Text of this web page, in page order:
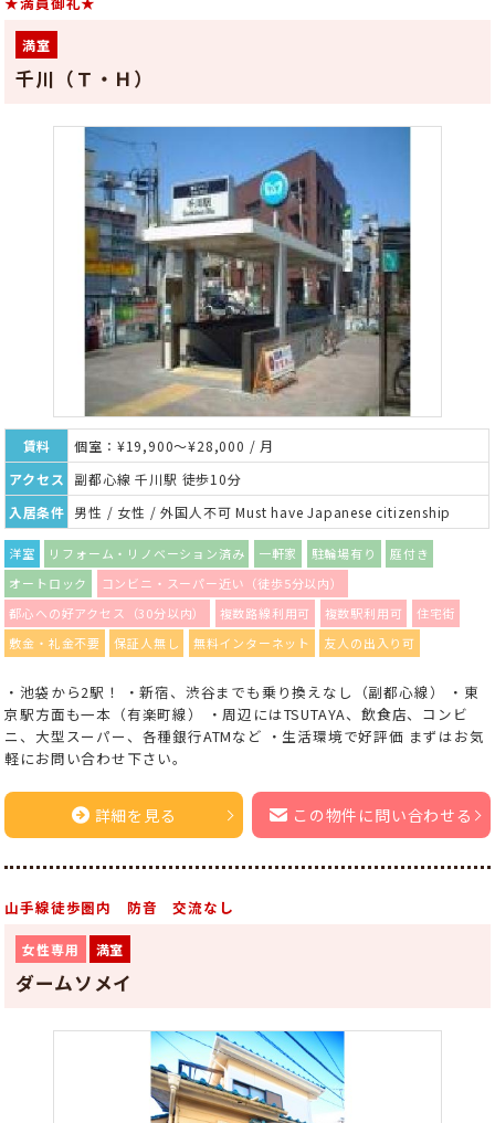
満室
千川（Ｔ・Ｈ）
賃料
個室：¥19,900～¥28,000 / 月
アクセス
副都心線 千川駅 徒歩10分
入居条件 男性 / 女性 / 外国人不可 Must have Japanese citizenship
洋室 リフォーム・リノベーション済み 一軒家 駐輪場有り
庭付き
オートロック
コンビニ・スーパー近い（徒歩5分以内）
都心への好アクセス（30分以内）
複数路線利用可 複数駅利用可
住宅街
敷金・礼金不要
保証人無し 無料インターネット 友人の出入り可
・池袋から2駅！ ・新宿、渋谷までも乗り換えなし（副都心線） ・東
京駅方面も一本（有楽町線） ・周辺にはTSUTAYA、飲食店、コンビ
ニ、大型スーパー、各種銀行ATMなど ・生活環境で好評価 まずはお気
軽にお問い合わせ下さい。
詳細を見る この物件に問い合わせる
山手線徒歩圏内 防音 交流なし
女性専用 満室
ダームソメイ